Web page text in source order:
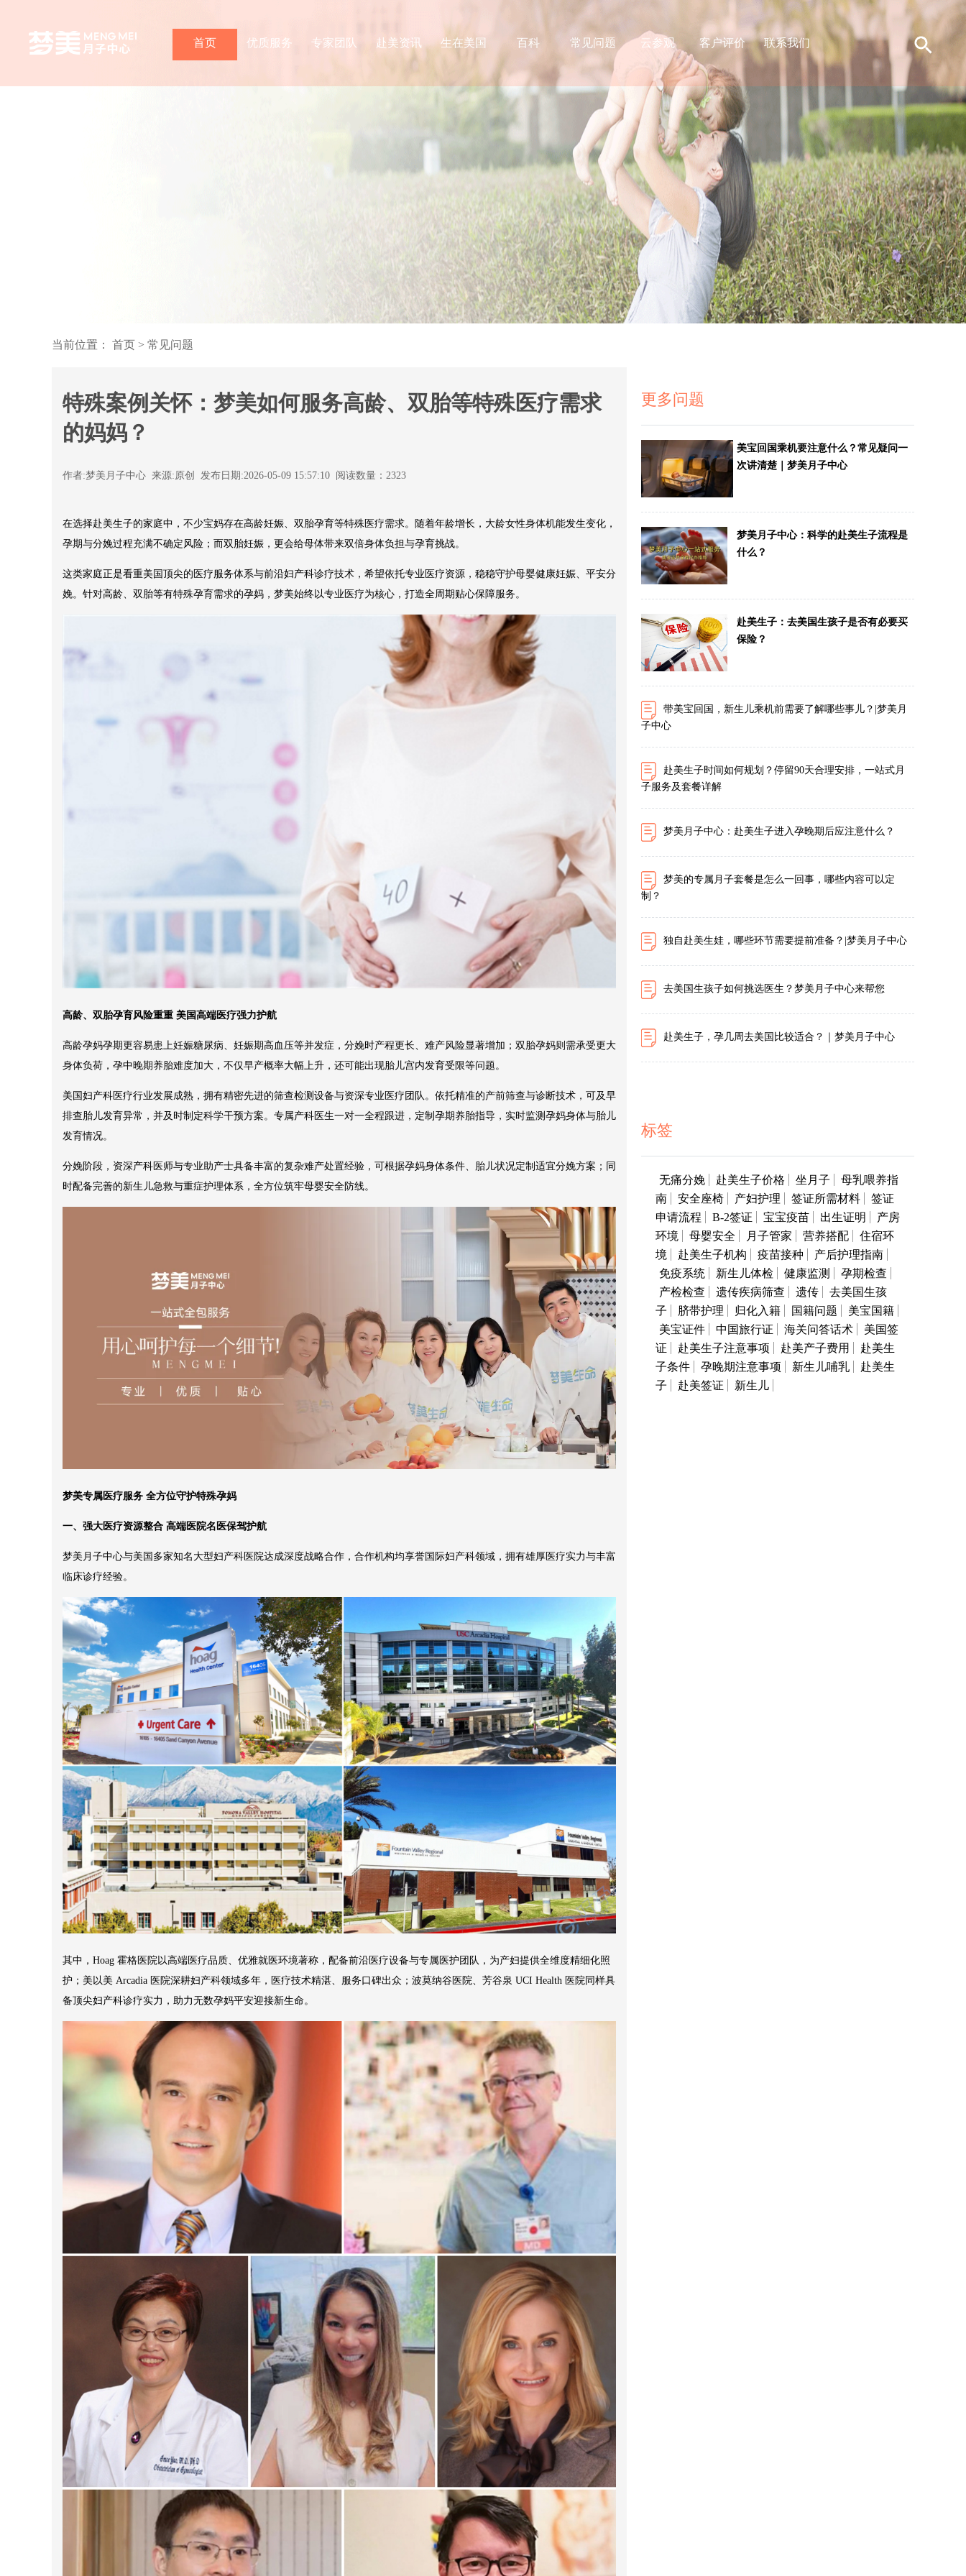
首页 优质服务 专家团队 赴美资讯 生在美国 百科 常见问题 云参观 客户评价 联系我们
当前位置： 首页 > 常见问题
特殊案例关怀：梦美如何服务高龄、双胎等特殊医疗需求
的妈妈？
作者:梦美月子中心 来源:原创 发布日期:2026-05-09 15:57:10 阅读数量：2323
在选择赴美生子的家庭中，不少宝妈存在高龄妊娠、双胎孕育等特殊医疗需求。随着年龄增长，大龄女性身体机能发生变化，
孕期与分娩过程充满不确定风险；而双胎妊娠，更会给母体带来双倍身体负担与孕育挑战。
这类家庭正是看重美国顶尖的医疗服务体系与前沿妇产科诊疗技术，希望依托专业医疗资源，稳稳守护母婴健康妊娠、平安分
娩。针对高龄、双胎等有特殊孕育需求的孕妈，梦美始终以专业医疗为核心，打造全周期贴心保障服务。
高龄、双胎孕育风险重重 美国高端医疗强力护航
高龄孕妈孕期更容易患上妊娠糖尿病、妊娠期高血压等并发症，分娩时产程更长、难产风险显著增加；双胎孕妈则需承受更大
身体负荷，孕中晚期养胎难度加大，不仅早产概率大幅上升，还可能出现胎儿宫内发育受限等问题。
美国妇产科医疗行业发展成熟，拥有精密先进的筛查检测设备与资深专业医疗团队。依托精准的产前筛查与诊断技术，可及早
排查胎儿发育异常，并及时制定科学干预方案。专属产科医生一对一全程跟进，定制孕期养胎指导，实时监测孕妈身体与胎儿
发育情况。
分娩阶段，资深产科医师与专业助产士具备丰富的复杂难产处置经验，可根据孕妈身体条件、胎儿状况定制适宜分娩方案；同
时配备完善的新生儿急救与重症护理体系，全方位筑牢母婴安全防线。
梦美专属医疗服务 全方位守护特殊孕妈
一、强大医疗资源整合 高端医院名医保驾护航
梦美月子中心与美国多家知名大型妇产科医院达成深度战略合作，合作机构均享誉国际妇产科领域，拥有雄厚医疗实力与丰富
临床诊疗经验。
其中，Hoag 霍格医院以高端医疗品质、优雅就医环境著称，配备前沿医疗设备与专属医护团队，为产妇提供全维度精细化照
护；美以美 Arcadia 医院深耕妇产科领域多年，医疗技术精湛、服务口碑出众；波莫纳谷医院、芳谷泉 UCI Health 医院同样具
备顶尖妇产科诊疗实力，助力无数孕妈平安迎接新生命。
更多问题
美宝回国乘机要注意什么？常见疑问一
次讲清楚｜梦美月子中心
梦美月子中心：科学的赴美生子流程是
什么？
赴美生子：去美国生孩子是否有必要买
保险？
带美宝回国，新生儿乘机前需要了解哪些事儿？|梦美月
子中心
赴美生子时间如何规划？停留90天合理安排，一站式月
子服务及套餐详解
梦美月子中心：赴美生子进入孕晚期后应注意什么？
梦美的专属月子套餐是怎么一回事，哪些内容可以定
制？
独自赴美生娃，哪些环节需要提前准备？|梦美月子中心
去美国生孩子如何挑选医生？梦美月子中心来帮您
赴美生子，孕几周去美国比较适合？｜梦美月子中心
标签
无痛分娩 赴美生子价格 坐月子
母乳喂养指
南
安全座椅 产妇护理 签证所需材料
签证
申请流程
B-2签证 宝宝疫苗 出生证明
产房
环境
母婴安全 月子管家 营养搭配
住宿环
境
赴美生子机构 疫苗接种
产后护理指南
免疫系统
新生儿体检 健康监测
孕期检查
产检检查
遗传疾病筛查 遗传
去美国生孩
子
脐带护理 归化入籍 国籍问题
美宝国籍
美宝证件
中国旅行证 海关问答话术
美国签
证
赴美生子注意事项 赴美产子费用
赴美生
子条件
孕晚期注意事项 新生儿哺乳
赴美生
子
赴美签证 新生儿